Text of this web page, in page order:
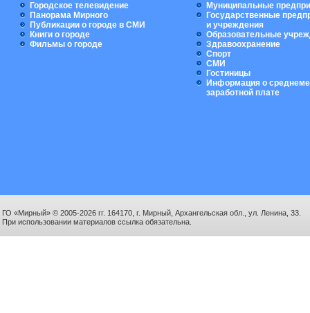
Городское телевидение
Панорама Мирного
Публикации о городе в СМИ
Книги о городе
Фильмы о городе
Муниципальные
Государственные
и учреждения
Образовательные
Здравоохранение
Спорт
СМИ
Гостиницы
Информация о
заработной плате
ГО «Мирный» © 2005-2026 гг. 164170, г. Мирный, Архангельская обл., ул. Ленина, 33.
При использовании материалов ссылка обязательна.